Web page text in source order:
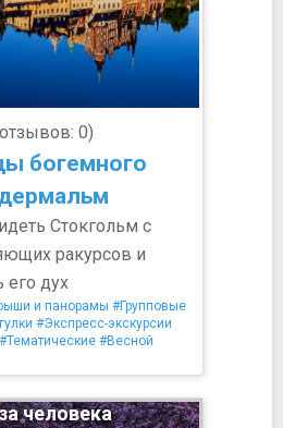
0)
богемного
Стокгольм с
ракурсов и
его дух
и панорамы #Групповые
#Экспресс-экскурсии
#Тематические #Весной
человека